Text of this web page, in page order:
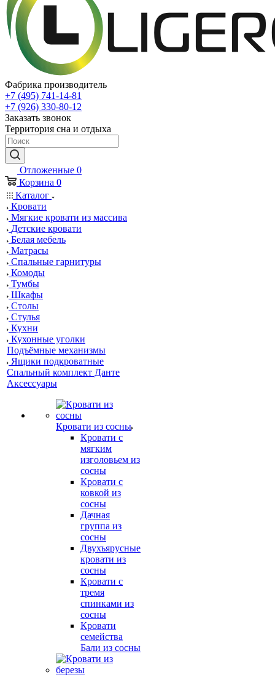
Фабрика производитель
+7 (495) 741-14-81
+7 (926) 330-80-12
Заказать звонок
Территория сна и отдыха
Отложенные 0
Корзина 0
Каталог
Кровати
Мягкие кровати из массива
Детские кровати
Белая мебель
Матрасы
Спальные гарнитуры
Комоды
Тумбы
Шкафы
Столы
Стулья
Кухни
Кухонные уголки
Подъёмные механизмы
Ящики подкроватные
Спальный комплект Данте
Аксессуары
Кровати из сосны
Кровати с
мягким
изголовьем из
сосны
Кровати с
ковкой из
сосны
Дачная
группа из
сосны
Двухъярусные
кровати из
сосны
Кровати с
тремя
спинками из
сосны
Кровати
семейства
Бали из сосны